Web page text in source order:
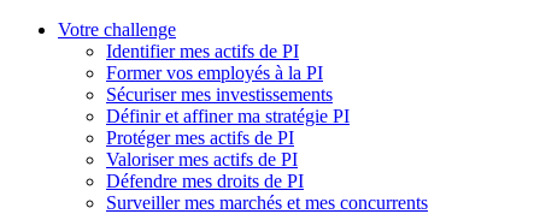
Votre challenge
Identifier mes actifs de PI
Former vos employés à la PI
Sécuriser mes investissements
Définir et affiner ma stratégie PI
Protéger mes actifs de PI
Valoriser mes actifs de PI
Défendre mes droits de PI
Surveiller mes marchés et mes concurrents